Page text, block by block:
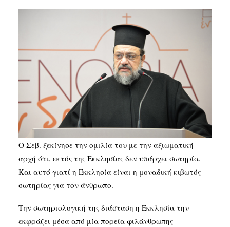
Ο Σεβ. ξεκίνησε την ομιλία του με την αξιωματική
αρχή ότι, εκτός της Εκκλησίας δεν υπάρχει σωτηρία.
Και αυτό γιατί η Εκκλησία είναι η μοναδική κιβωτός
σωτηρίας για τον άνθρωπο.
Την σωτηριολογική της διάσταση η Εκκλησία την
εκφράζει μέσα από μία πορεία φιλάνθρωπης